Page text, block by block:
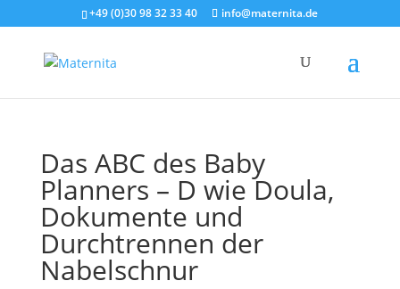
+49 (0)30 98 32 33 40 info@maternita.de
Das ABC des Baby
Planners – D wie Doula,
Dokumente und
Durchtrennen der
Nabelschnur